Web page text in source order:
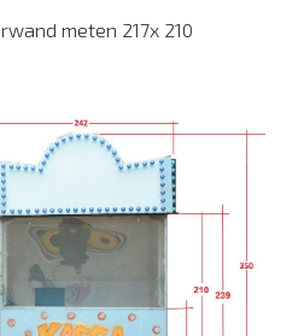
meten 217x 210